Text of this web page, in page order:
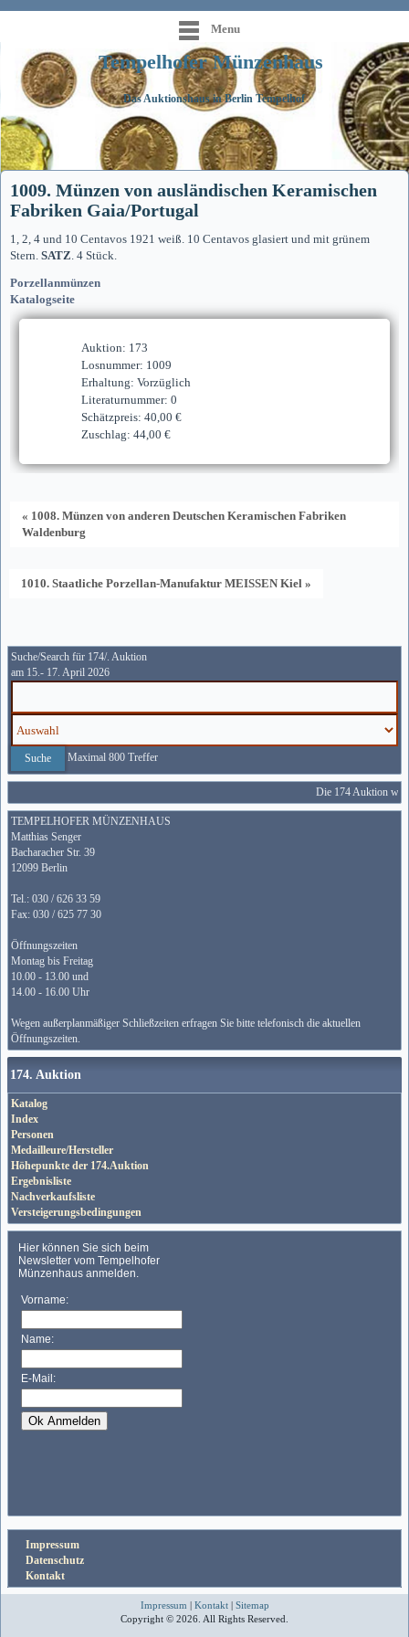
Menu
Tempelhofer Münzenhaus
Das Auktionshaus in Berlin Tempelhof
1009. Münzen von ausländischen Keramischen
Fabriken Gaia/Portugal
1, 2, 4 und 10 Centavos 1921 weiß. 10 Centavos glasiert und mit grünem
Stern. SATZ. 4 Stück.
Porzellanmünzen
Katalogseite
Auktion: 173
Losnummer: 1009
Erhaltung: Vorzüglich
Literaturnummer: 0
Schätzpreis: 40,00 €
Zuschlag: 44,00 €
« 1008. Münzen von anderen Deutschen Keramischen Fabriken
Waldenburg
1010. Staatliche Porzellan-Manufaktur MEISSEN Kiel »
Suche/Search für 174/. Auktion
am 15.- 17. April 2026
Maximal 800 Treffer
Die 174 Auktion
TEMPELHOFER MÜNZENHAUS
Matthias Senger
Bacharacher Str. 39
12099 Berlin
Tel.: 030 / 626 33 59
Fax: 030 / 625 77 30
Öffnungszeiten
Montag bis Freitag
10.00 - 13.00 und
14.00 - 16.00 Uhr
Wegen außerplanmäßiger Schließzeiten erfragen Sie bitte telefonisch die aktuellen
Öffnungszeiten.
174. Auktion
Katalog
Index
Personen
Medailleure/Hersteller
Höhepunkte der 174.Auktion
Ergebnisliste
Nachverkaufsliste
Versteigerungsbedingungen
Impressum
Datenschutz
Kontakt
Impressum | Kontakt| Sitemap
Copyright © 2026. All Rights Reserved.